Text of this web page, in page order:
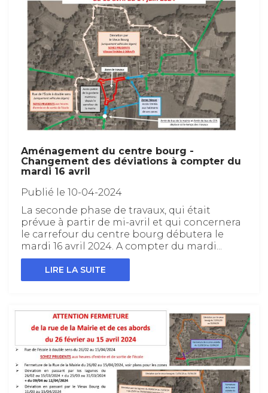
Aménagement du centre bourg -
Changement des déviations à compter du
mardi 16 avril
Publié le 10-04-2024
La seconde phase de travaux, qui était
prévue à partir de mi-avril et qui concernera
le carrefour du centre bourg débutera le
mardi 16 avril 2024. A compter du mardi...
LIRE LA SUITE